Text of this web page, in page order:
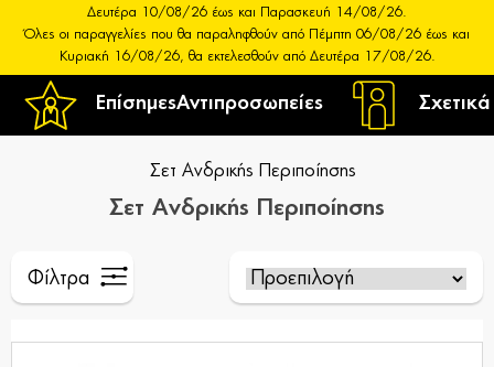
ΕπίσημεςΑντιπροσωπείες
Δευτέρα 10/08/26 έως και Παρασκευή 14/08/26.
Όλες οι παραγγελίες που θα παραληφθούν από Πέμπτη 06/08/26 έως και
Κυριακή 16/08/26, θα εκτελεσθούν από Δευτέρα 17/08/26.
Σετ Ανδρικής Περιποίησης
Σετ Ανδρικής Περιποίησης
Φίλτρα